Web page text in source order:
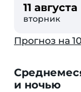
11 августа
вторник
Прогноз на
и ночью